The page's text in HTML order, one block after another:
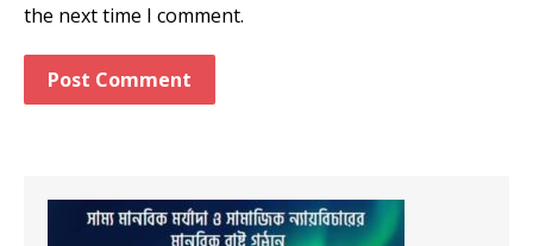
the next time I comment.